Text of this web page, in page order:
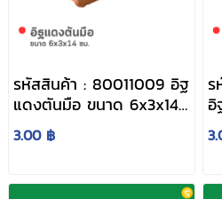
ถังเก็บน้ำขนาด
ใหญ่
ถังเก็บน้ำ
พลาสติก
อิฐมอญ
รหัสสินค้า : 80011009 อิฐ
แดงตันมือ ขนาด 6x3x14
ซม.
3.00 ฿
ร
อิ
ข